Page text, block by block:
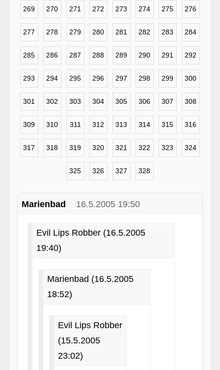
269 270 271 272 273 274 275 276
277 278 279 280 281 282 283 284
285 286 287 288 289 290 291 292
293 294 295 296 297 298 299 300
301 302 303 304 305 306 307 308
309 310 311 312 313 314 315 316
317 318 319 320 321 322 323 324
325 326 327 328
Marienbad 16.5.2005 19:50
Evil Lips Robber (16.5.2005
19:40)
Marienbad (16.5.2005
18:52)
Evil Lips Robber
(15.5.2005
23:02)